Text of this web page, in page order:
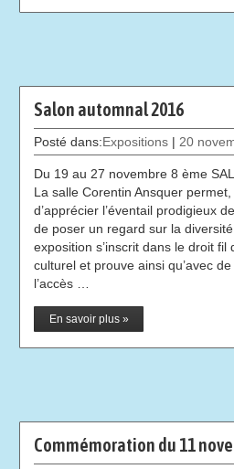
Salon automnal 2016
Posté dans:Expositions | 20
Du 19 au 27 novembre 8 ème
La salle Corentin Ansquer
d’apprécier l’éventail prodigieux
de poser un regard sur la
exposition s’inscrit dans le droit fil
culturel et prouve ainsi qu’avec
l’accès …
En savoir plus »
Commémoration du 11